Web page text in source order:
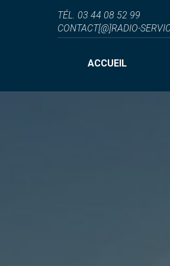
TÉL. 03 44 08 52 99
CONTACT[@]RADIO-
ACCUEIL
ACCUEIL